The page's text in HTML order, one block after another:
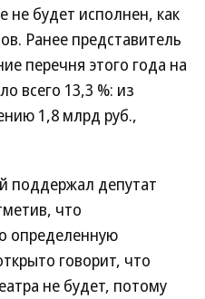
не будет исполнен, как
Ранее представитель
перечня этого года на
всего 13,3 %: из
1,8 млрд руб.,
поддержал депутат
что
определенную
говорит, что
не будет, потому